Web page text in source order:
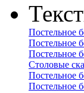
Постельное
Постельное
Постельное
Столовые
Постельное
Постельное